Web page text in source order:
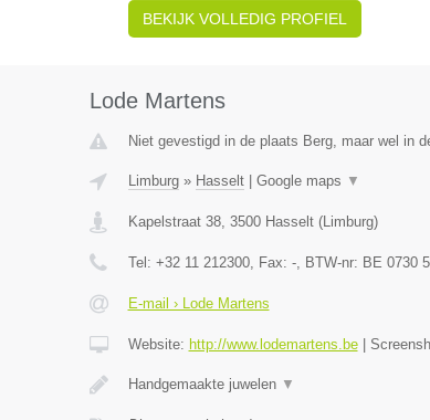
BEKIJK VOLLEDIG PROFIEL
Lode Martens
Niet gevestigd in de plaats Berg, maar wel in
Limburg» Hasselt| Google maps ▼
Kapelstraat 38, 3500 Hasselt(Limburg)
Tel: +32 11 212300, Fax: -, BTW-nr: BE 0730
E-mail › Lode Martens
Website: http://www.lodemartens.be|
Handgemaakte juwelen ▼